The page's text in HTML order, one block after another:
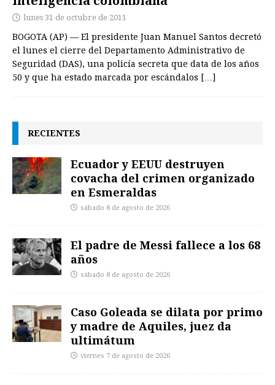
lunes 31 de octubre de 2011
BOGOTA (AP) — El presidente Juan Manuel Santos decretó
el lunes el cierre del Departamento Administrativo de
Seguridad (DAS), una policía secreta que data de los años
50 y que ha estado marcada por escándalos […]
RECIENTES
Ecuador y EEUU destruyen
covacha del crimen organizado
en Esmeraldas
sábado 8 de agosto de 2026
El padre de Messi fallece a los 68
años
sábado 8 de agosto de 2026
Caso Goleada se dilata por primo
y madre de Aquiles, juez da
ultimátum
viernes 7 de agosto de 2026